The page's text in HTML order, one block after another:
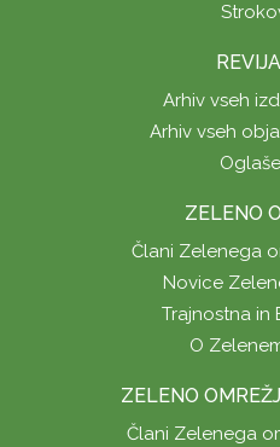
Arhiv vseh
Arhiv vseh
ZELENO
Člani Zelenega
Novice
Trajnostna in
O
ZELENO
Člani Zelenega